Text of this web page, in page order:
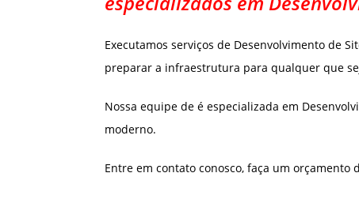
Executamos serviços de Desenvolvimento de
preparar a infraestrutura para qualquer que
Nossa equipe de é especializada em
moderno.
Entre em contato conosco, faça um orçamento